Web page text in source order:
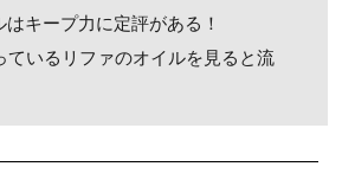
はキープ力に定評がある！
ているリファのオイルを見ると流